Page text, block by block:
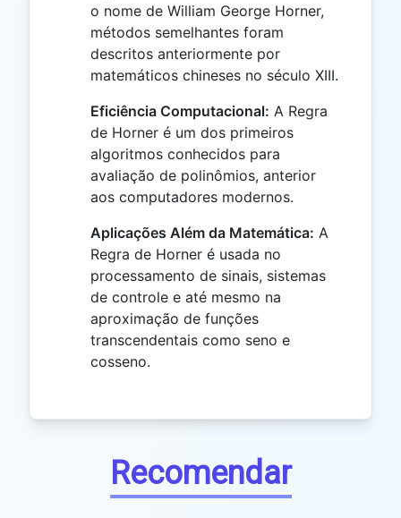
o nome de William George Horner,
métodos semelhantes foram
descritos anteriormente por
matemáticos chineses no século XIII.
Eficiência Computacional: A Regra
de Horner é um dos primeiros
algoritmos conhecidos para
avaliação de polinômios, anterior
aos computadores modernos.
Aplicações Além da Matemática: A
Regra de Horner é usada no
processamento de sinais, sistemas
de controle e até mesmo na
aproximação de funções
transcendentais como seno e
cosseno.
Recomendar